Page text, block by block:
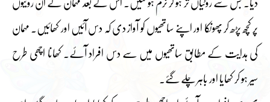
دیا۔ جس سے روٹیاں تر ہو کر نرم ہو گئیں۔ اس کے بعد مہمان نے ان روٹیوں
پر کچھ پڑھ کر پھونکا اور اپنے ساتھیوں کو آواز دی کہ دس آئیں اور کھائیں۔ مہمان
کی ہدایت کے مطابق ساتھیوں میں سے دس افراد آئے۔ کھانا اچھی طرح
سیر ہو کر کھایا اور باہر چلے گئے۔